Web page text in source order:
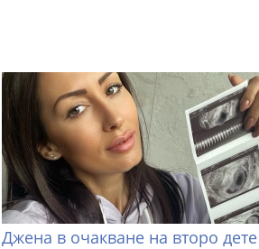
Джена в очакване на второ дете